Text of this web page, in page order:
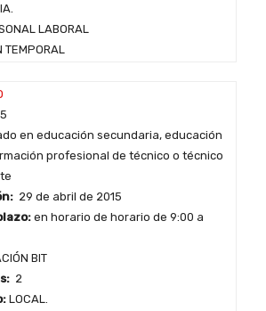
LABORAL
TEMPORAL
en educación secundaria, educación
profesional de técnico o técnico
29 de abril de 2015
en horario de horario de 9:00 a
BIT
2
LOCAL.